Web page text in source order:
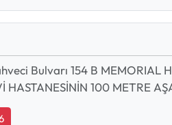
Bulvarı 154 B MEMORIAL
HASTANESİNİN 100 METRE